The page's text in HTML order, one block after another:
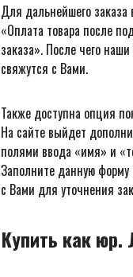
Для дальнейшего заказа
«Оплата товара после
заказа». После чего
свяжутся с Вами.
Также доступна опция
На сайте выйдет
полями ввода «имя» и
Заполните данную
с Вами для уточнения
Купить как юр.